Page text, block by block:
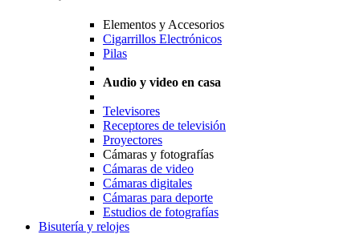
Elementos y Accesorios
Cigarrillos Electrónicos
Pilas
Audio y video en casa
Televisores
Receptores de televisión
Proyectores
Cámaras y fotografías
Cámaras de video
Cámaras digitales
Cámaras para deporte
Estudios de fotografías
Bisutería y relojes